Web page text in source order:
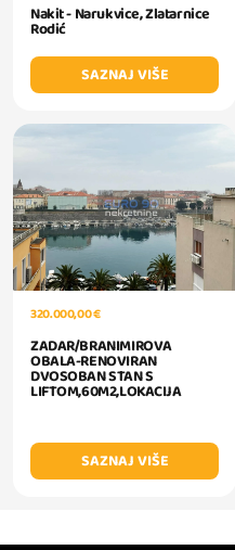
Nakit - Narukvice, Zlatarnice
Rodić
SAZNAJ VIŠE
320.000,00 €
ZADAR/BRANIMIROVA
OBALA-RENOVIRAN
DVOSOBAN STAN S
LIFTOM,60M2,LOKACIJA
SAZNAJ VIŠE